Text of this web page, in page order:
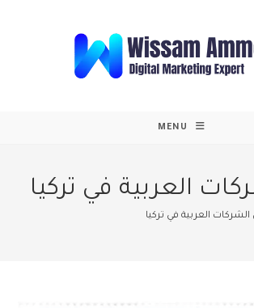
MENU
العربية في تركيا
الشركات العربية في تركيا